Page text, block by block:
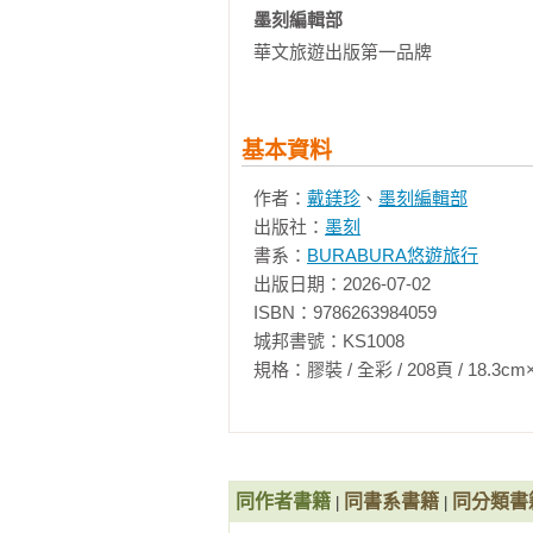
★大字排版 × 清晰閱讀體驗★
★彈性延伸吃買版圖★
除了既定路線，也加碼推薦周邊美
羅浮宮有哪些必看的展區？
全世界最貴的黃金地段就在香榭麗
100 塞納河與西堤島
111 西堤島・巴黎聖母院・塞納河周
142 蒙馬特與共和國
143 聖心堂・蒙馬特周邊・共和國廣
158   巴黎近郊PLUS
183 奧維
墨刻編輯部
華文旅遊出版第一品牌
基本資料
作者： 戴鎂珍 、 墨刻編輯部
出版社： 墨刻
書系： BURABURA悠遊旅行
出版日期：2026-07-02
ISBN：9786263984059
城邦書號：KS1008
規格：膠裝 / 全彩 / 208頁 /
同作者書籍 同書系書籍 同分類書